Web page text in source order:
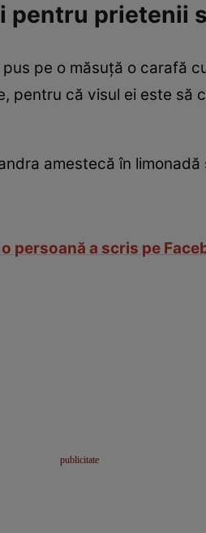
pentru prietenii
pe o măsuță o carafă
că visul ei este să
amestecă în
persoană a scris pe